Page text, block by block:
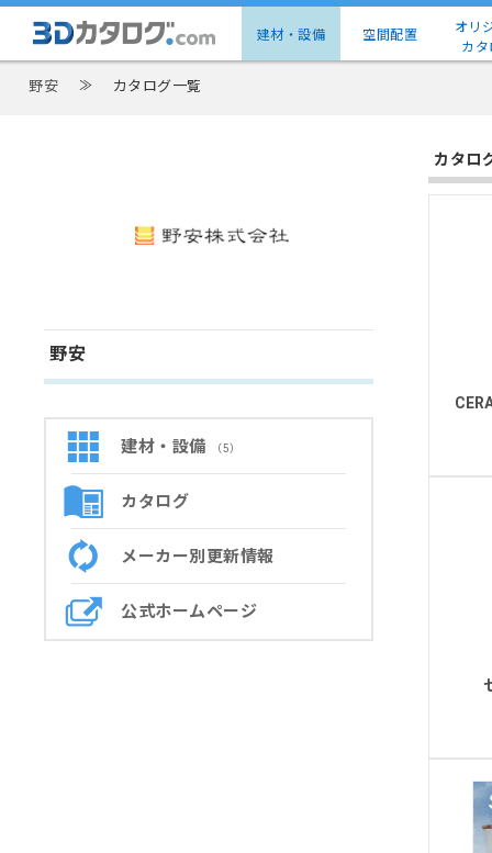
建材・設備 空間配置
オリ
カタ
野安 ≫ カタログ一覧
野安
建材・設備 （5）
カタログ
メーカー別更新情報
公式ホームページ
カタロ